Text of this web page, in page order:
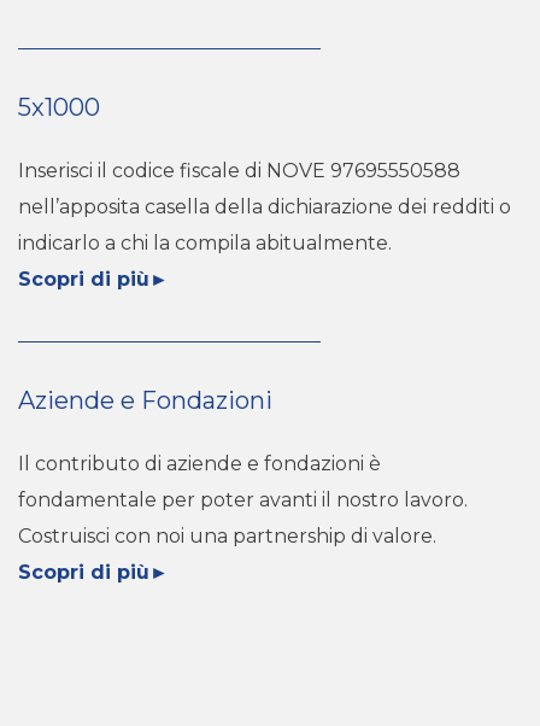
5x1000
Inserisci il codice fiscale di NOVE 97695550588
nell’apposita casella della dichiarazione dei redditi o
indicarlo a chi la compila abitualmente.
Scopri di più ►
Aziende e Fondazioni
Il contributo di aziende e fondazioni è
fondamentale per poter avanti il nostro lavoro.
Costruisci con noi una partnership di valore.
Scopri di più►